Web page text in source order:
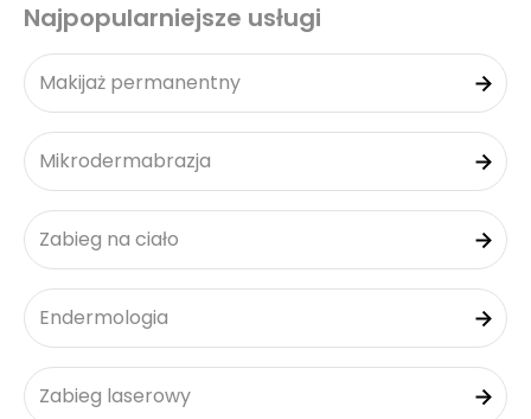
Najpopularniejsze usługi
Makijaż permanentny
Mikrodermabrazja
Zabieg na ciało
Endermologia
Zabieg laserowy